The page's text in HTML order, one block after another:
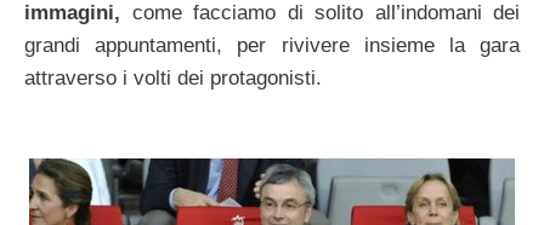
immagini, come facciamo di solito all’indomani dei
grandi appuntamenti, per rivivere insieme la gara
attraverso i volti dei protagonisti.